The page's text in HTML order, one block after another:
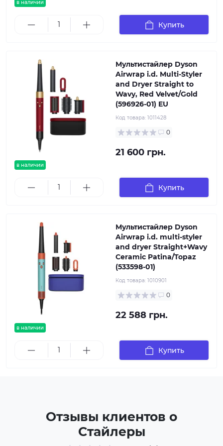
в наличии
Купить
в наличии
Мультистайлер Dyson
Airwrap i.d. Multi-Styler
and Dryer Straight to
Wavy, Red Velvet/Gold
(596926-01) EU
Код товара: 1011428
0
21 600 грн.
Купить
в наличии
Мультистайлер Dyson
Airwrap i.d. multi-styler
and dryer Straight+Wavy
Ceramic Patina/Topaz
(533598-01)
Код товара: 1010901
0
22 588 грн.
Купить
Отзывы клиентов о
Стайлеры